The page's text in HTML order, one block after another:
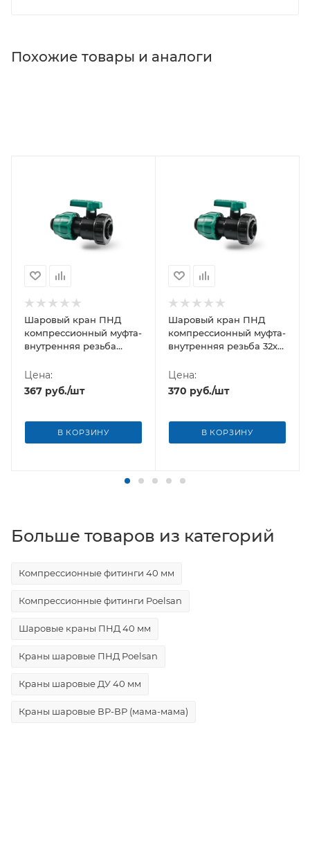
Похожие товары и аналоги
Шаровый кран ПНД
компрессионный муфта-
внутренняя резьба
Цена:
367 руб./шт
В КОРЗИНУ
Шаровый кран ПНД
компрессионный муфта-
внутренняя резьба 32х1"
Цена:
370 руб./шт
В КОРЗИНУ
Больше товаров из категорий
Компрессионные фитинги 40 мм
Компрессионные фитинги Poelsan
Шаровые краны ПНД 40 мм
Краны шаровые ПНД Poelsan
Краны шаровые ДУ 40 мм
Краны шаровые ВР-ВР (мама-мама)